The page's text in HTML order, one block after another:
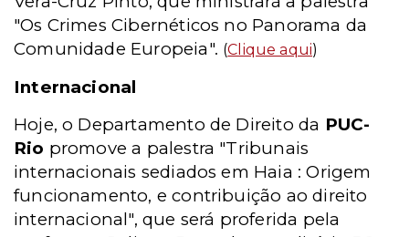
"Os Crimes Cibernéticos no Panorama da
Comunidade Europeia". (Clique aqui)
Internacional
Hoje, o Departamento de Direito da PUC-
Rio promove a palestra "Tribunais
internacionais sediados em Haia : Origem
funcionamento, e contribuição ao direito
internacional", que será proferida pela